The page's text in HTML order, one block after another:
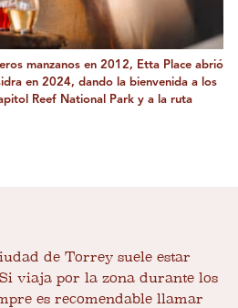
manzanos en 2012, Etta Place abrió
en 2024, dando la bienvenida a los
Reef National Park y a la ruta
de Torrey suele estar
viaja por la zona durante los
es recomendable llamar